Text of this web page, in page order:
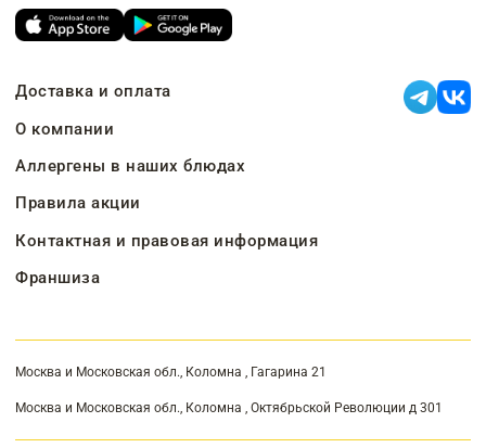
Доставка и оплата
О компании
Аллергены в наших блюдах
Правила акции
Контактная и правовая информация
Франшиза
Москва и Московская обл., Коломна , Гагарина 21
Москва и Московская обл., Коломна , Октябрьской Революции д 301